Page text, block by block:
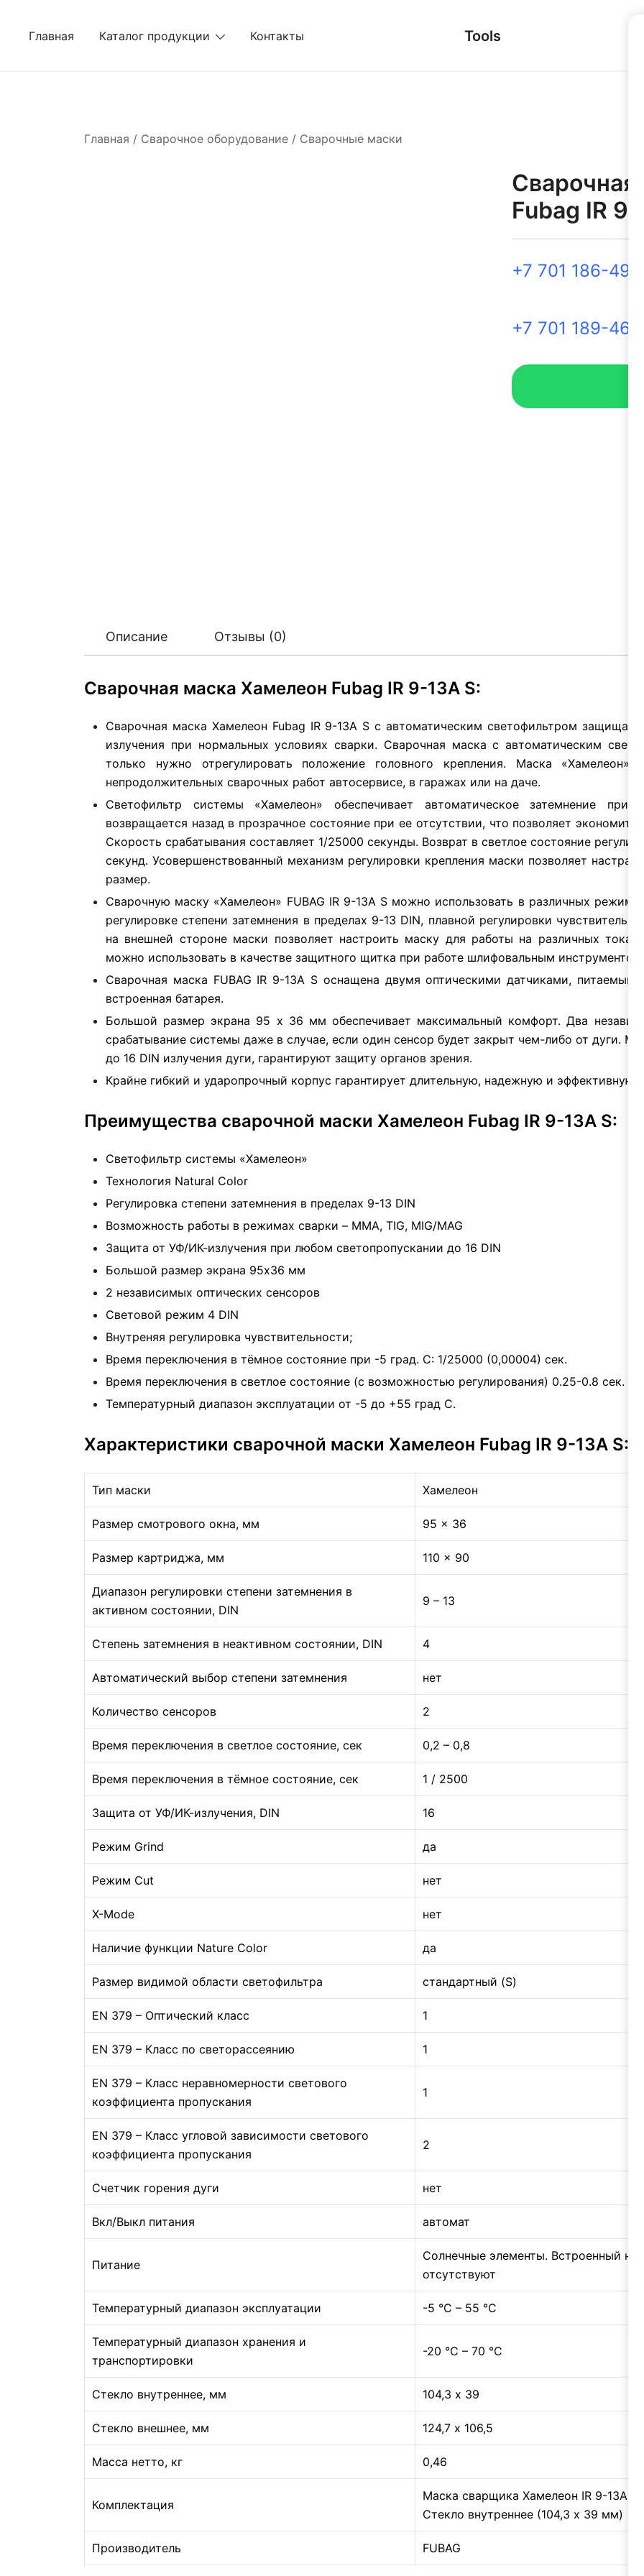
Главная Каталог продукции Контакты Tools
Главная / Сварочное оборудование / Сварочные маски
Сварочная
Fubag IR 9-
+7 701 186-49-
+7 701 189-46-
Описание Отзывы (0)
Сварочная маска Хамелеон Fubag IR 9-13A S:
Сварочная маска Хамелеон Fubag IR 9-13A S с автоматическим светофильтром защищает
излучения при нормальных условиях сварки. Сварочная маска с автоматическим
только нужно отрегулировать положение головного крепления. Маска «Хамелеон»
непродолжительных сварочных работ автосервисе, в гаражах или на даче.
Светофильтр системы «Хамелеон» обеспечивает автоматическое затемнение
возвращается назад в прозрачное состояние при ее отсутствии, что позволяет экономить
Скорость срабатывания составляет 1/25000 секунды. Возврат в светлое состояние
секунд. Усовершенствованный механизм регулировки крепления маски позволяет
размер.
Сварочную маску «Хамелеон» FUBAG IR 9-13A S можно использовать в различных режимах
регулировке степени затемнения в пределах 9-13 DIN, плавной регулировки
на внешней стороне маски позволяет настроить маску для работы на различных
можно использовать в качестве защитного щитка при работе шлифовальным инструментом.
Сварочная маска FUBAG IR 9-13A S оснащена двумя оптическими датчиками, питаемыми
встроенная батарея.
Большой размер экрана 95 х 36 мм обеспечивает максимальный комфорт. Два
срабатывание системы даже в случае, если один сенсор будет закрыт чем-либо от дуги.
до 16 DIN излучения дуги, гарантируют защиту органов зрения.
Крайне гибкий и ударопрочный корпус гарантирует длительную, надежную и эффективную
Преимущества сварочной маски Хамелеон Fubag IR 9-13A S:
Светофильтр системы «Хамелеон»
Технология Natural Color
Регулировка степени затемнения в пределах 9-13 DIN
Возможность работы в режимах сварки – MMA, TIG, MIG/MAG
Защита от УФ/ИК-излучения при любом светопропускании до 16 DIN
Большой размер экрана 95х36 мм
2 независимых оптических сенсоров
Световой режим 4 DIN
Внутреняя регулировка чувствительности;
Время переключения в тёмное состояние при -5 град. С: 1/25000 (0,00004) сек.
Время переключения в светлое состояние (с возможностью регулирования) 0.25-0.8 сек.
Температурный диапазон эксплуатации от -5 до +55 град С.
Характеристики сварочной маски Хамелеон Fubag IR 9-13A S:
Тип маски Хамелеон
Размер смотрового окна, мм 95 x 36
Размер картриджа, мм 110 x 90
Диапазон регулировки степени затемнения в
активном состоянии, DIN
9 – 13
Степень затемнения в неактивном состоянии, DIN 4
Автоматический выбор степени затемнения нет
Количество сенсоров 2
Время переключения в светлое состояние, сек 0,2 – 0,8
Время переключения в тёмное состояние, сек 1 / 2500
Защита от УФ/ИК-излучения, DIN 16
Режим Grind да
Режим Cut нет
X-Mode нет
Наличие функции Nature Color да
Размер видимой области светофильтра cтандартный (S)
EN 379 – Оптический класс 1
EN 379 – Класс по светорассеянию 1
EN 379 – Класс неравномерности светового
коэффициента пропускания
1
EN 379 – Класс угловой зависимости светового
коэффициента пропускания
2
Счетчик горения дуги нет
Вкл/Выкл питания автомат
Питание
Солнечные элементы. Встроенный
отсутствуют
Температурный диапазон эксплуатации -5 °С – 55 °С
Температурный диапазон хранения и
транспортировки
-20 °С – 70 °С
Стекло внутреннее, мм 104,3 х 39
Стекло внешнее, мм 124,7 х 106,5
Масса нетто, кг 0,46
Комплектация
Маска сварщика Хамелеон IR 9-13A
Стекло внутреннее (104,3 х 39 мм)
Производитель FUBAG